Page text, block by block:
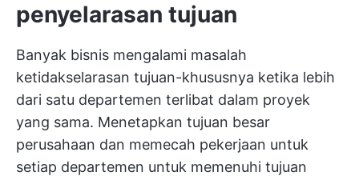
penyelarasan tujuan
Banyak bisnis mengalami masalah
ketidakselarasan tujuan-khususnya ketika lebih
dari satu departemen terlibat dalam proyek
yang sama. Menetapkan tujuan besar
perusahaan dan memecah pekerjaan untuk
setiap departemen untuk memenuhi tujuan